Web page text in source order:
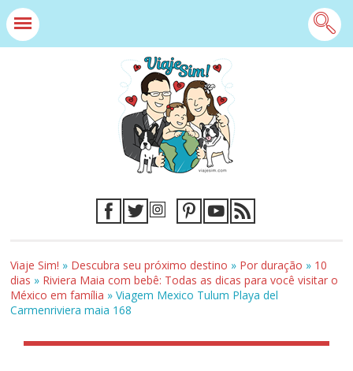
Viaje Sim! » Descubra seu próximo destino » Por duração » 10
dias » Riviera Maia com bebê: Todas as dicas para você visitar o
México em família »Viagem Mexico Tulum Playa del
Carmenriviera maia 168